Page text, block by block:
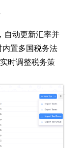
自动更新汇率并
置多国税务法
时调整税务策